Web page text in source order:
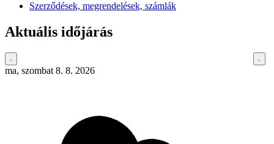
Szerződések, megrendelések, számlák
Aktuális időjárás
ma, szombat 8. 8. 2026